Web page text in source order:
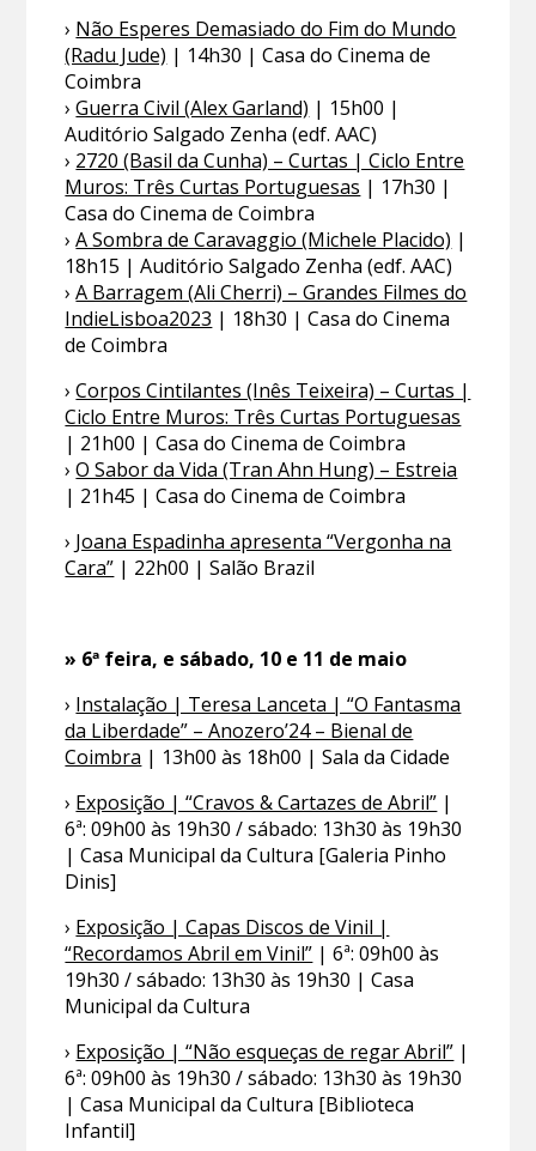
› Não Esperes Demasiado do Fim do Mundo
(Radu Jude) | 14h30 | Casa do Cinema de
Coimbra
›Guerra Civil (Alex Garland) | 15h00 |
Auditório Salgado Zenha (edf. AAC)
› 2720 (Basil da Cunha) – Curtas | Ciclo Entre
Muros: Três Curtas Portuguesas | 17h30 |
Casa do Cinema de Coimbra
›A Sombra de Caravaggio (Michele Placido) |
18h15 | Auditório Salgado Zenha (edf. AAC)
›A Barragem (Ali Cherri) – Grandes Filmes do
IndieLisboa2023 | 18h30 | Casa do Cinema
de Coimbra
›Corpos Cintilantes (Inês Teixeira) – Curtas |
Ciclo Entre Muros: Três Curtas Portuguesas
| 21h00 | Casa do Cinema de Coimbra
›O Sabor da Vida (Tran Ahn Hung) – Estreia
| 21h45 | Casa do Cinema de Coimbra
› Joana Espadinha apresenta “Vergonha na
Cara” | 22h00 | Salão Brazil
» 6ª feira, e sábado, 10 e 11 de maio
› Instalação | Teresa Lanceta | “O Fantasma
da Liberdade” – Anozero’24 – Bienal de
Coimbra | 13h00 às 18h00 | Sala da Cidade
› Exposição | “Cravos & Cartazes de Abril” |
6ª: 09h00 às 19h30 / sábado: 13h30 às 19h30
| Casa Municipal da Cultura [Galeria Pinho
Dinis]
› Exposição | Capas Discos de Vinil |
“Recordamos Abril em Vinil” | 6ª: 09h00 às
19h30 / sábado: 13h30 às 19h30 | Casa
Municipal da Cultura
› Exposição | “Não esqueças de regar Abril” |
6ª: 09h00 às 19h30 / sábado: 13h30 às 19h30
| Casa Municipal da Cultura [Biblioteca
Infantil]